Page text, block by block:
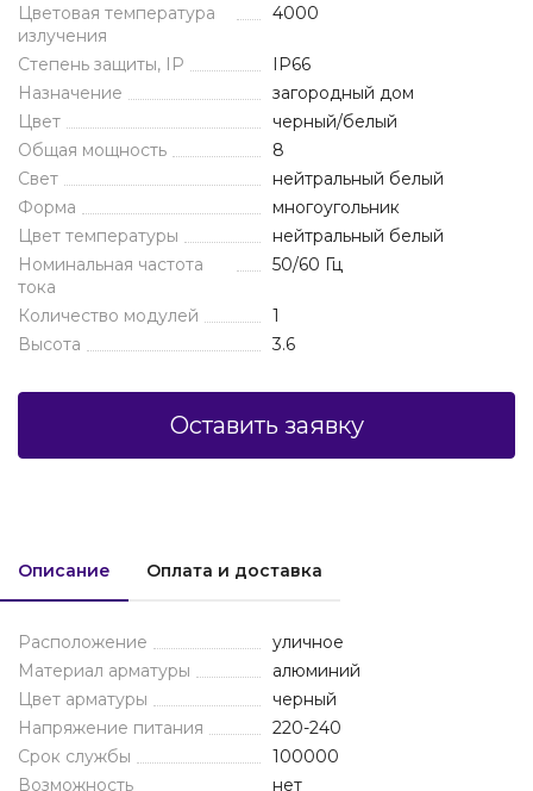
Цветовая температура
излучения
4000
Степень защиты, IP
IP66
Назначение
загородный дом
Цвет
черный/белый
Общая мощность
8
Свет
нейтральный белый
Форма
многоугольник
Цвет температуры
нейтральный белый
Номинальная частота
тока
50/60 Гц
Количество модулей
1
Высота
3.6
Оставить заявку
Описание Оплата и доставка
Расположение
уличное
Материал арматуры
алюминий
Цвет арматуры
черный
Напряжение питания
220-240
Срок службы
100000
Возможность
нет